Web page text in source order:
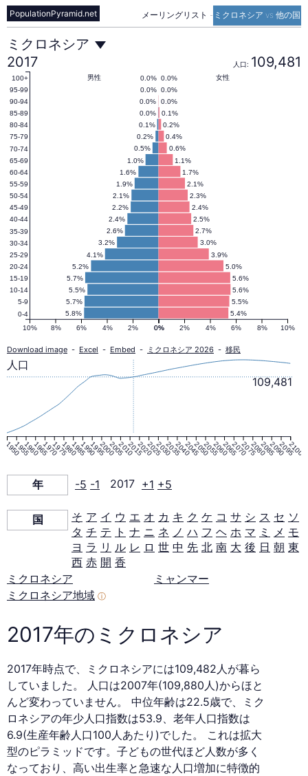
メーリングリスト - ミクロネシア vs 他の国
PopulationPyramid.net
ミ
ク
ロ
ネ
シ
ア
の
人
口
ラ
ミ
ッ
2017
ミクロネシア
2017
人口: 109,481
5.4%
5.8%
5.5%
5.7%
5.6%
5.5%
5.6%
5.7%
5.0%
5.2%
3.9%
4.1%
3.0%
3.2%
2.7%
2.6%
2.5%
2.4%
2.4%
2.2%
2.3%
2.1%
2.1%
1.9%
1.7%
1.6%
1.1%
1.0%
0.6%
0.5%
0.4%
0.2%
0.2%
0.1%
0.1%
0.0%
0.0%
0.0%
0.0%
0.0%
0.0%
0.0% 女性
男性
0% 2% 4% 6% 8% 10%
10% 8% 6% 4% 2% 0%
0-4
5-9
10-14
15-19
20-24
25-29
30-34
35-39
40-44
45-49
50-54
55-59
60-64
65-69
70-74
75-79
80-84
85-89
90-94
95-99
100+
Download image - Excel - Embed - ミクロネシア 2026 - 移民
1950195519601965197019751980198519901995200020052010201520202025203020352040204520502055206020652070207520802085209020952100
109,481
人口
年 -5 -1 2017 +1 +5
国 そ ア イ ウ エ オ カ キ ク ケ コ サ シ ス セ ソ
タ チ テ ト ナ ニ ネ ノ ハ フ ヘ ホ マ ミ メ モ
ヨ ラ リ ル レ ロ 世 中 先 北 南 大 後 日 朝 東
西 赤 開 香
ミクロネシア
ミクロネシア地域 ⓘ
ミャンマー
2017年のミクロネシア
2017年時点で、ミクロネシアには109,482人が暮ら
していました。 人口は2007年(109,880人)からほと
んど変わっていません。 中位年齢は22.5歳で、ミク
ロネシアの年少人口指数は53.9、老年人口指数は
6.9(生産年齢人口100人あたり)でした。 これは拡大
型のピラミッドです。子どもの世代ほど人数が多く
なっており、高い出生率と急速な人口増加に特徴的